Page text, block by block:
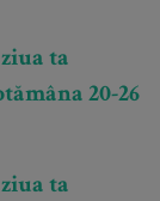
ta
20-26
ta